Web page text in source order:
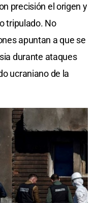
precisión el origen y
tripulado. No
apuntan a que se
durante ataques
ucraniano de la